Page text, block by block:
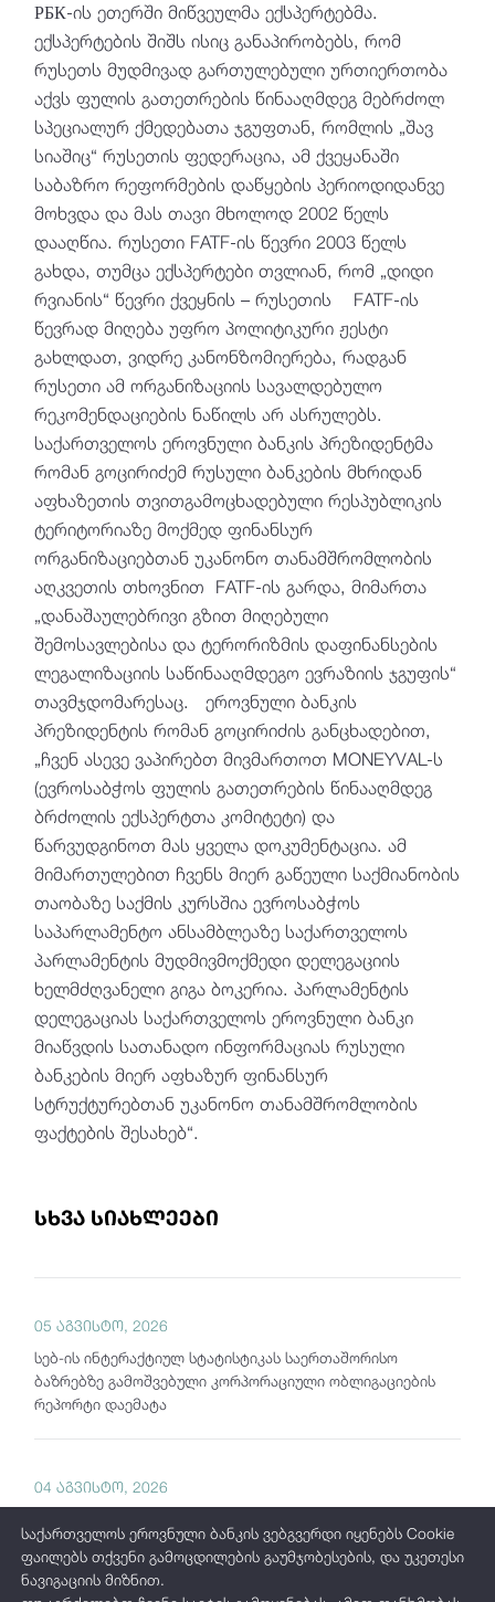
РБК-ის ეთერში მიწვეულმა ექსპერტებმა.
ექსპერტების შიშს ისიც განაპირობებს, რომ
რუსეთს მუდმივად გართულებული ურთიერთობა
აქვს ფულის გათეთრების წინააღმდეგ მებრძოლ
სპეციალურ ქმედებათა ჯგუფთან, რომლის „შავ
სიაშიც“ რუსეთის ფედერაცია, ამ ქვეყანაში
საბაზრო რეფორმების დაწყების პერიოდიდანვე
მოხვდა და მას თავი მხოლოდ 2002 წელს
დააღწია. რუსეთი FATF-ის წევრი 2003 წელს
გახდა, თუმცა ექსპერტები თვლიან, რომ „დიდი
რვიანის“ წევრი ქვეყნის – რუსეთის FATF-ის
წევრად მიღება უფრო პოლიტიკური ჟესტი
გახლდათ, ვიდრე კანონზომიერება, რადგან
რუსეთი ამ ორგანიზაციის სავალდებულო
რეკომენდაციების ნაწილს არ ასრულებს.
საქართველოს ეროვნული ბანკის პრეზიდენტმა
რომან გოცირიძემ რუსული ბანკების მხრიდან
აფხაზეთის თვითგამოცხადებული რესპუბლიკის
ტერიტორიაზე მოქმედ ფინანსურ
ორგანიზაციებთან უკანონო თანამშრომლობის
აღკვეთის თხოვნით FATF-ის გარდა, მიმართა
„დანაშაულებრივი გზით მიღებული
შემოსავლებისა და ტერორიზმის დაფინანსების
ლეგალიზაციის საწინააღმდეგო ევრაზიის ჯგუფის“
თავმჯდომარესაც. ეროვნული ბანკის
პრეზიდენტის რომან გოცირიძის განცხადებით,
„ჩვენ ასევე ვაპირებთ მივმართოთ MONEYVAL-ს
(ევროსაბჭოს ფულის გათეთრების წინააღმდეგ
ბრძოლის ექსპერტთა კომიტეტი) და
წარვუდგინოთ მას ყველა დოკუმენტაცია. ამ
მიმართულებით ჩვენს მიერ გაწეული საქმიანობის
თაობაზე საქმის კურსშია ევროსაბჭოს
საპარლამენტო ანსამბლეაზე საქართველოს
პარლამენტის მუდმივმოქმედი დელეგაციის
ხელმძღვანელი გიგა ბოკერია. პარლამენტის
დელეგაციას საქართველოს ეროვნული ბანკი
მიაწვდის სათანადო ინფორმაციას რუსული
ბანკების მიერ აფხაზურ ფინანსურ
სტრუქტურებთან უკანონო თანამშრომლობის
ფაქტების შესახებ“.
სხვა სიახლეები
05 აგვისტო, 2026
სებ-ის ინტერაქტიულ სტატისტიკას საერთაშორისო
ბაზრებზე გამოშვებული კორპორაციული ობლიგაციების
რეპორტი დაემატა
04 აგვისტო, 2026
აქვეყნებს
საქართველოს ეროვნული ბანკის ვებგვერდი იყენებს Cookie
ფაილებს თქვენი გამოცდილების გაუმჯობესების, და უკეთესი
ნავიგაციის მიზნით.